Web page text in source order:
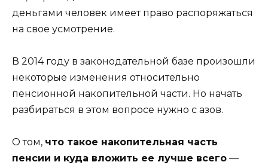
деньгами человек имеет право распоряжаться
на свое усмотрение.
В 2014 году в законодательной базе произошли
некоторые изменения относительно
пенсионной накопительной части. Но начать
разбираться в этом вопросе нужно с азов.
О том, что такое накопительная часть
пенсии и куда вложить ее лучше всего —